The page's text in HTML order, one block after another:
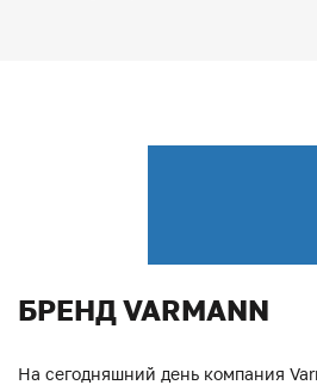
БРЕНД VARMANN
На сегодняшний день компания